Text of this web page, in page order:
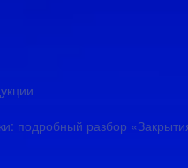
подробный разбор